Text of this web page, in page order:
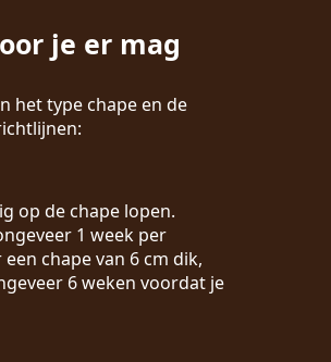
je er mag
het type chape en de
op de chape lopen.
1 week per
chape van 6 cm dik,
6 weken voordat je